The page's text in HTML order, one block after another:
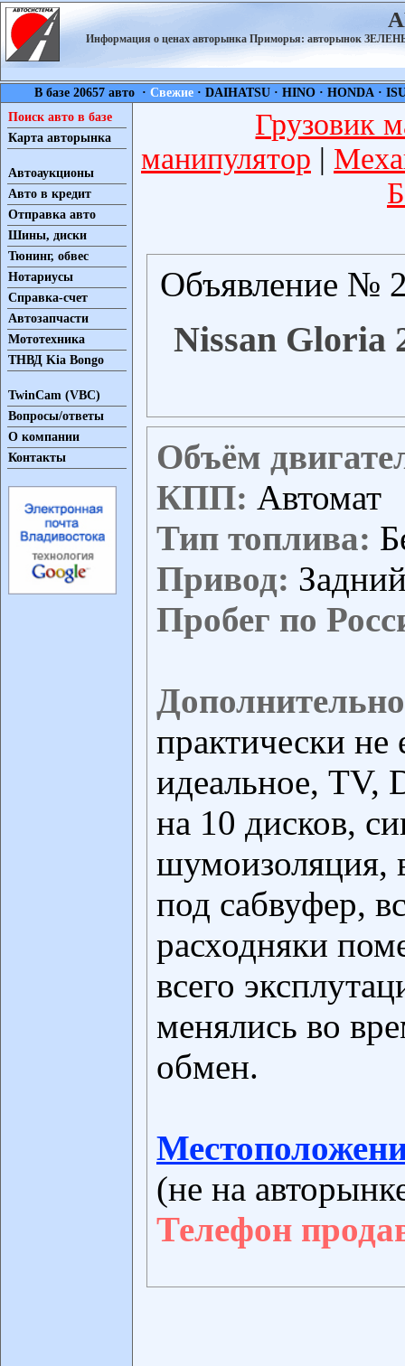
Информация о ценах авторынка Приморья: авторынок
В базе 20657 авто ·Свежие ·DAIHATSU ·HINO ·HONDA ·
Поиск авто в базе
Карта авторынка
Автоаукционы
Авто в кредит
Отправка авто
Шины, диски
Тюнинг, обвес
Нотариусы
Справка-счет
Автозапчасти
Мототехника
ТНВД Kia Bongo
TwinCam (VBC)
Вопросы/ответы
О компании
Контакты
Грузовик
манипулятор |
Объявление №
Nissan Gloria
Объём
КПП: Автомат
Тип топлива:
Привод:
Пробег по
практически не
идеальное, TV,
на 10 дисков,
шумоизоляция,
под сабвуфер,
расходняки
всего
менялись во
обмен.
(не на
Телефон